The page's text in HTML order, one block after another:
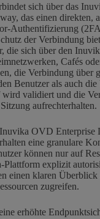
sich über das
das einen direkten,
Authentifizierung
der Verbindung
die sich über den
Cafés
die Verbindung über
Benutzer als auch die
validiert und die
aufrechterhalten.
OVD Enterprise
eine granulare
können nur auf
Plattform explizit
einen klaren Überblick
zugreifen.
erhöhte